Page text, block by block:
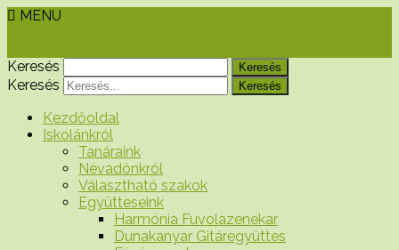
MENU
Keresés
Keresés
Kezdőoldal
Iskolánkról
Tanáraink
Névadónkról
Választható szakok
Együtteseink
Harmónia Fuvolazenekar
Dunakanyar Gitáregyüttes